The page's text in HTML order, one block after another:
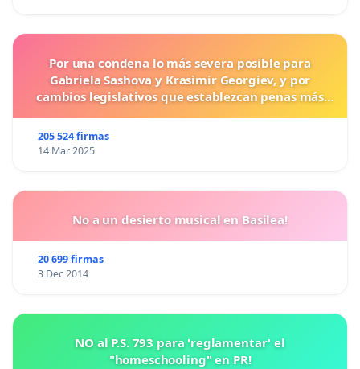
Por una condena lo más severa posible para
Gabriela Sashova y Krasimir Georgiev, y por
cambios legislativos que establezcan penas más
205 524 firmas
14 Mar 2025
No a un desierto musical en Basilea!
20 699 firmas
3 Dec 2014
NO al P.S. 793 para 'reglamentar' el
"homeschooling" en PR!